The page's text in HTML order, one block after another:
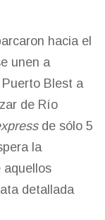
hacia el
unen a
Blest a
de Río
de sólo 5
la
aquellos
detallada